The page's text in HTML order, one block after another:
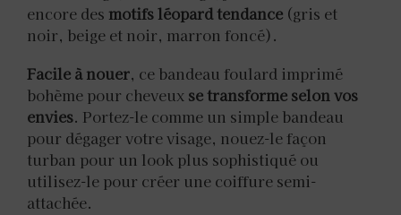
encore des motifs léopard tendance (gris et
noir, beige et noir, marron foncé).
Facile à nouer, ce bandeau foulard imprimé
bohème pour cheveux se transforme selon vos
envies. Portez-le comme un simple bandeau
pour dégager votre visage, nouez-le façon
turban pour un look plus sophistiqué ou
utilisez-le pour créer une coiffure semi-
attachée.